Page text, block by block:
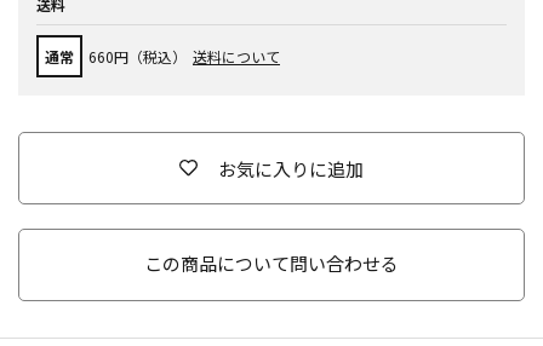
送料
通常 660円（税込） 送料について
お気に入りに追加
この商品について問い合わせる